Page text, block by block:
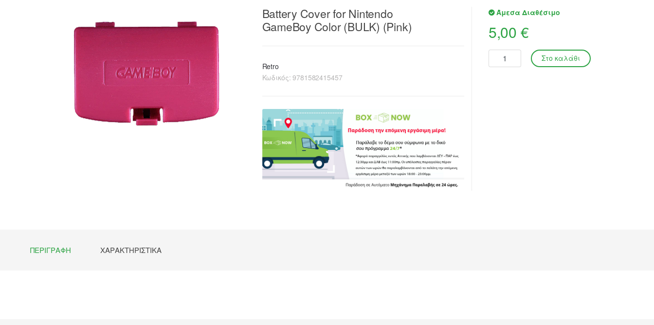
Battery Cover for Nintendo
GameBoy Color (BULK) (Pink)
Retro
Κωδικός:9781582415457
Άμεσα Διαθέσιμο
5,00 €
ΠΕΡΙΓΡΑΦΉ ΧΑΡΑΚΤΗΡΙΣΤΙΚΆ